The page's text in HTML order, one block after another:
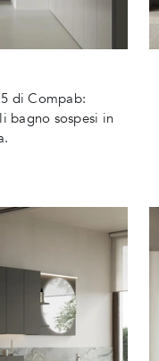
di Compab:
bagno sospesi in